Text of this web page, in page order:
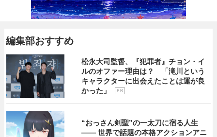
編集部おすすめ
松永大司監督、『犯罪者』チョン・イ
ルのオファー理由は？ 「滝川という
キャラクターに出会えたことは運が良
かった」
P R
“おっさん剣聖”の一太刀に宿る人生
―― 世界で話題の本格アクションアニ